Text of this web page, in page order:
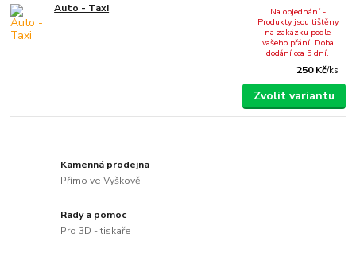
Auto - Taxi
250 Kč/ks
Na objednání -
Produkty jsou tištěny
na zakázku podle
vašeho přání. Doba
dodání cca 5 dní.
Zvolit variantu
Kamenná prodejna
Přímo ve Vyškově
Rady a pomoc
Pro 3D - tiskaře